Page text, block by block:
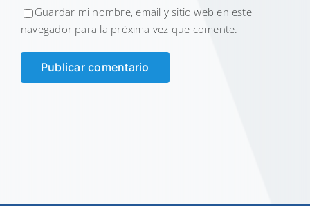
Guardar mi nombre, email y sitio web en este
navegador para la próxima vez que comente.